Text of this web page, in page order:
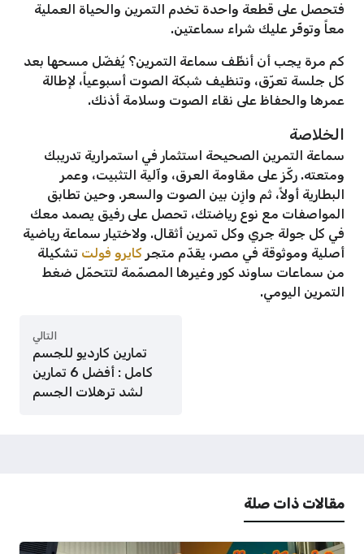
فتحصل على قطعة واحدة تخدم التمرين والحياة العملية
معاً وتوفّر عليك شراء سماعتين.
كم مرة يجب أن أنظّف سماعة التمرين؟ يُفضّل مسحها بعد
كل جلسة تعرّق، وتنظيف شبكة الصوت أسبوعياً، لإطالة
عمرها والحفاظ على نقاء الصوت وسلامة أذنك.
الخلاصة
سماعة التمرين الصحيحة استثمار في استمرارية تدريبك
ومتعته. ركّز على مقاومة العرق، وآلية التثبيت، وعمر
البطارية أولاً، ثم وازِن بين الصوت والسعر. وحين تطابق
المواصفات مع نوع رياضتك، تحصل على رفيق يصمد معك
في كل جولة جري وكل تمرين أثقال. ولاختيار سماعة رياضية
أصلية وموثوقة في مصر، يقدّم متجر كايرو فولت تشكيلة
من سماعات ساوند كور وغيرها المصمّمة لتتحمّل ضغط
التمرين اليومي.
التالي
تمارين كارديو للجسم
كامل : أفضل 6 تمارين
لشد ترهلات الجسم
مقالات ذات صلة